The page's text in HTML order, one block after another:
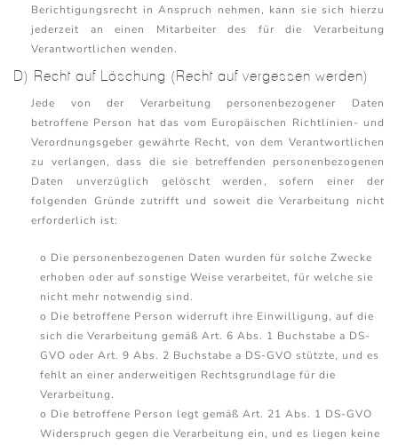
Berichtigungsrecht in Anspruch nehmen, kann sie sich hierzu
jederzeit an einen Mitarbeiter des für die Verarbeitung
Verantwortlichen wenden.
D) Recht auf Löschung (Recht auf vergessen werden)
Jede von der Verarbeitung personenbezogener Daten
betroffene Person hat das vom Europäischen Richtlinien- und
Verordnungsgeber gewährte Recht, von dem Verantwortlichen
zu verlangen, dass die sie betreffenden personenbezogenen
Daten unverzüglich gelöscht werden, sofern einer der
folgenden Gründe zutrifft und soweit die Verarbeitung nicht
erforderlich ist:
o Die personenbezogenen Daten wurden für solche Zwecke
erhoben oder auf sonstige Weise verarbeitet, für welche sie
nicht mehr notwendig sind.
o Die betroffene Person widerruft ihre Einwilligung, auf die
sich die Verarbeitung gemäß Art. 6 Abs. 1 Buchstabe a DS-
GVO oder Art. 9 Abs. 2 Buchstabe a DS-GVO stützte, und es
fehlt an einer anderweitigen Rechtsgrundlage für die
Verarbeitung.
o Die betroffene Person legt gemäß Art. 21 Abs. 1 DS-GVO
Widerspruch gegen die Verarbeitung ein, und es liegen keine